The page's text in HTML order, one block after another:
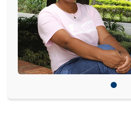
CARTERA
Inscripciones
Estudiantes
Egresados